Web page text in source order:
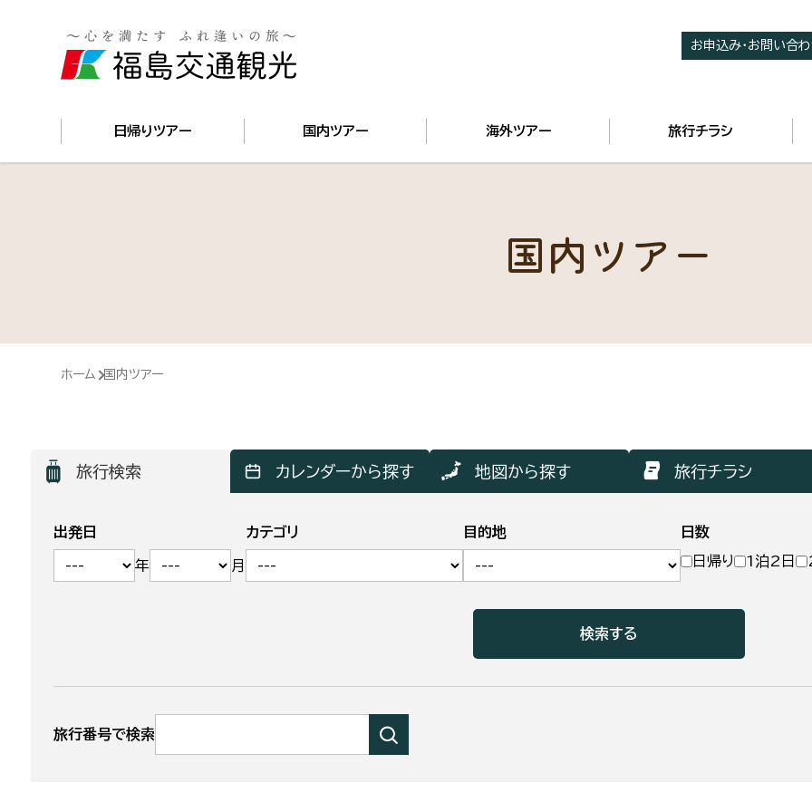
お申込み・お問い合
日帰りツアー 国内ツアー 海外ツアー 旅行チラシ
国内ツアー
ホーム 国内ツアー
旅行検索 カレンダーから探す 地図から探す 旅行チラシ
出発日
年 月
カテゴリ 目的地
日数
日帰り
1泊2日
旅行番号で検索
検